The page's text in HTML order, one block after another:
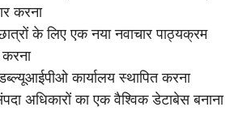
करना
के लिए एक नया नवाचार पाठ्यक्रम
कार्यालय स्थापित करना
अधिकारों का एक वैश्विक डेटाबेस बनाना